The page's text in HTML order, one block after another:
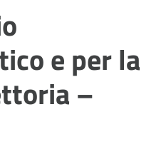
e per la
–